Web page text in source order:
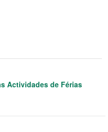
Actividades de Férias